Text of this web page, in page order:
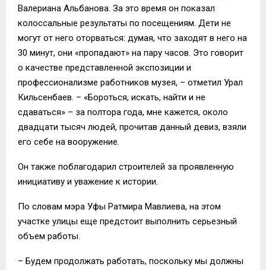
Валериана Альбанова. За это время он показал
колоссальные результаты по посещениям. Дети не
могут от него оторваться: думая, что заходят в него на
30 минут, они «пропадают» на пару часов. Это говорит
о качестве представленной экспозиции и
профессионализме работников музея, – отметил Урал
Кильсенбаев. – «Бороться, искать, найти и не
сдаваться» – за полтора года, мне кажется, около
двадцати тысяч людей, прочитав данный девиз, взяли
его себе на вооружение.
Он также поблагодарил строителей за проявленную
инициативу и уважение к истории.
По словам мэра Уфы Ратмира Мавлиева, на этом
участке улицы еще предстоит выполнить серьезный
объем работы.
– Будем продолжать работать, поскольку мы должны